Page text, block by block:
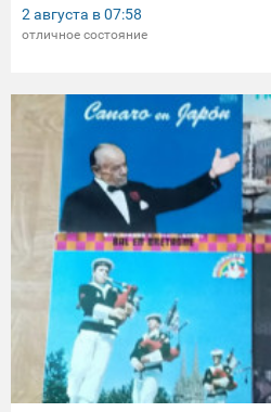
2 августа в07:58
отличное состояние